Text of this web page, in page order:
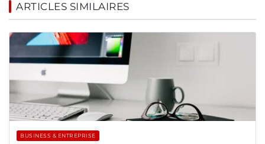
ARTICLES SIMILAIRES
BUSINESS & ENTREPRISE